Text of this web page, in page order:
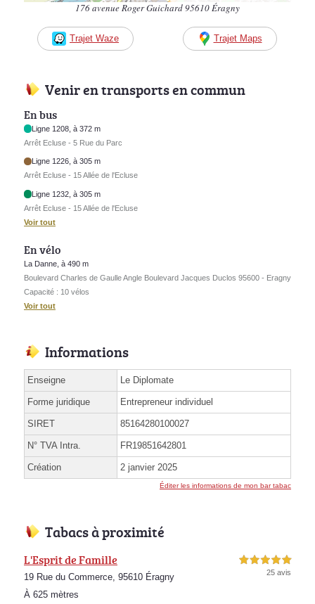
176 avenue Roger Guichard 95610 Éragny
Trajet Waze Trajet Maps
Venir en transports en commun
En bus
Ligne 1208, à 372 m
Arrêt Ecluse - 5 Rue du Parc
Ligne 1226, à 305 m
Arrêt Ecluse - 15 Allée de l'Ecluse
Ligne 1232, à 305 m
Arrêt Ecluse - 15 Allée de l'Ecluse
Voir tout
En vélo
La Danne, à 490 m
Boulevard Charles de Gaulle Angle Boulevard Jacques Duclos 95600 - Eragny
Capacité : 10 vélos
Voir tout
Informations
Enseigne Le Diplomate
Forme juridique Entrepreneur individuel
SIRET 85164280100027
N° TVA Intra. FR19851642801
Création 2 janvier 2025
Éditer les informations de mon bar tabac
Tabacs à proximité
L'Esprit de Famille
19 Rue du Commerce, 95610 Éragny
À 625 mètres
5,0 étoiles sur 5
25 avis